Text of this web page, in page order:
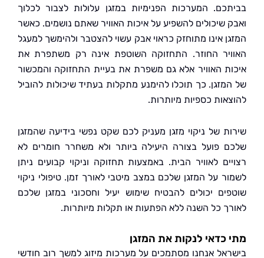
המערכות הפנימיות במזגן עלולות לצבור לכלוך
שיכולים להשפיע על איכות האוויר שאתם נושמים. כאשר
אינו מתוחזק כראוי אבק עשוי להצטבר ולהימשך למעגל
החוזר. התחזוקה השוטפת אינה רק משתפרת את
האוויר אלא גם משפרת את בעיית התחזוקה והמכשור
כך תוכלו להימנע מתקלות בעתיד שיכולות להוביל
כספיות מיותרות.
של ניקוי מזגן מעניק לכם שקט נפשי בידיעה שהמזגן
פועל בצורה היעילה ביותר ולא משחרר חומרים לא
לאוויר הבית. באמצעות תחזוקה וניקוי קבועים ניתן
על המזגן שלכם במצב מיטבי לאורך זמן. טיפולי ניקוי
יכולים להבטיח שימוש יעיל וחסכוני במזגן שלכם
כל השנה ללא הפתעות או תקלות מיותרות.
כדאי לנקות את המזגן
אנחנו מסתמכים על מערכות מיזוג למשך רוב חודשי